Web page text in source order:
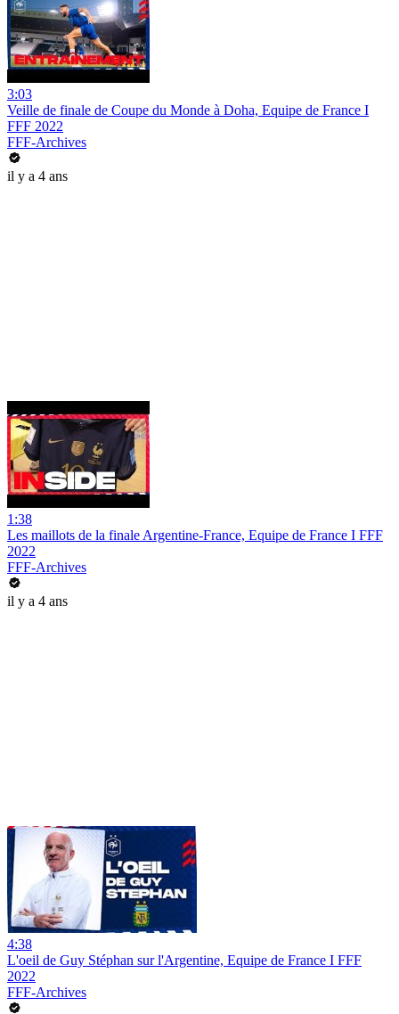
3:03
Veille de finale de Coupe du Monde à Doha, Equipe de France I
FFF 2022
FFF-Archives
il y a 4 ans
1:38
Les maillots de la finale Argentine-France, Equipe de France I FFF
2022
FFF-Archives
il y a 4 ans
4:38
L'oeil de Guy Stéphan sur l'Argentine, Equipe de France I FFF
2022
FFF-Archives